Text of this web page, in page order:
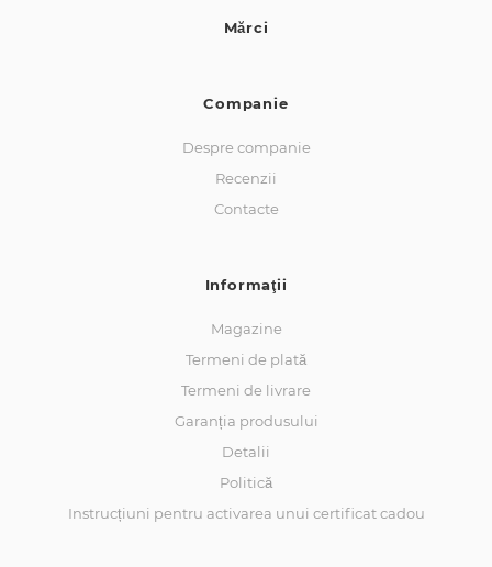
Mărci
Companie
Despre companie
Recenzii
Contacte
Informaţii
Magazine
Termeni de plată
Termeni de livrare
Garanția produsului
Detalii
Politică
Instrucțiuni pentru activarea unui certificat cadou